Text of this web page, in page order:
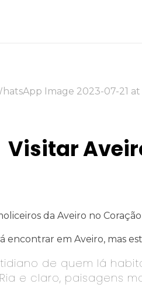
Visitar
da Aveiro no
encontrar em Aveiro, mas
de quem lá
e claro, paisagens